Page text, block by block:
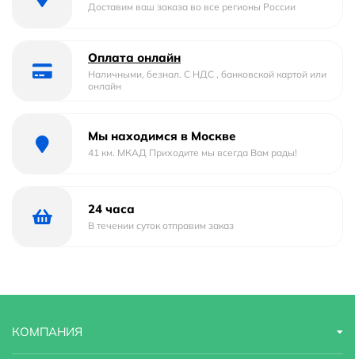
Доставим ваш заказа во все регионы России
Оплата онлайн
Наличными, безнал. С НДС , банковской картой или
онлайн
Мы находимся в Москве
41 км. МКАД Приходите мы всегда Вам рады!
24 часа
В течении суток отправим заказ
КОМПАНИЯ